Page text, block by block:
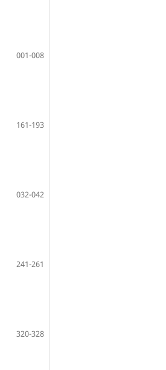
001-008
161-193
032-042
241-261
320-328